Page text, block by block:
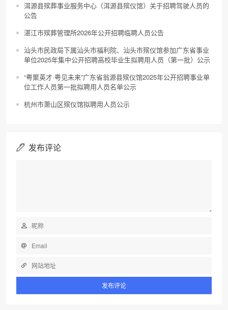
洱源县殡葬事业服务中心（洱源县殡仪馆）关于招聘驾驶人员的
公告
湛江市殡葬管理所2026年公开招聘临聘人员公告
汕头市民政局下属汕头市福利院、汕头市殡仪馆参加广东省事业
单位2025年集中公开招聘高校毕业生拟聘用人员（第一批）公示
“粤聚英才·粤见未来”广东省翁源县殡仪馆2025年公开招聘事业单
位工作人员第一批拟聘用人员名单公示
杭州市萧山区殡仪馆拟聘用人员公示
发布评论